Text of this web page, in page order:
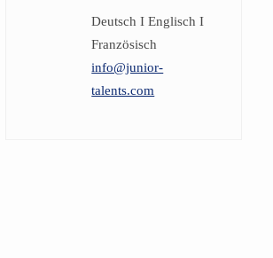
Deutsch I Englisch I
Französisch
info@junior-
talents.com